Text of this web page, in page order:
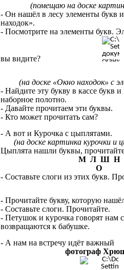
(помещаю на доске
- Он нашёл в лесу элементы букв
находок».
- Посмотрите на элементы букв.
вы видите?
(на доске «Окно находок» с
- Найдите эту букву в кассе букв и
наборное полотно.
- Давайте прочитаем эти буквы.
- Кто может прочитать сам?
- А вот и Курочка с цыплятами.
(на доске картинка курочки и
Цыплята нашли буквы,
М Л Ш Н
О
- Составьте слоги из этих букв.
- Прочитайте букву, которую
- Составьте слоги. Прочитайте.
- Петушок и курочка говорят нам
возвращаются к бабушке.
- А нам на встречу идёт важный
фотограф